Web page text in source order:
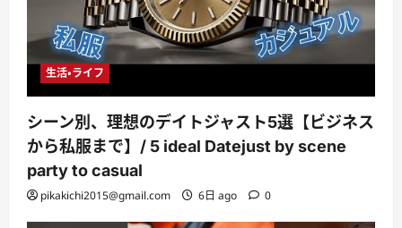
生活・ライフ
シーン別、理想のデイトジャスト5選【ビジネス
から私服まで】/ 5 ideal Datejust by scene
party to casual
pikakichi2015@gmail.com 6日 ago 0